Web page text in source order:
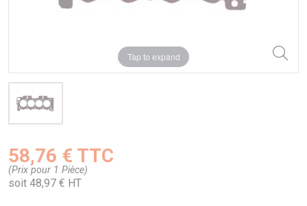
Tap to expand
58,76 € TTC
(Prix pour 1 Pièce)
soit 48,97 € HT